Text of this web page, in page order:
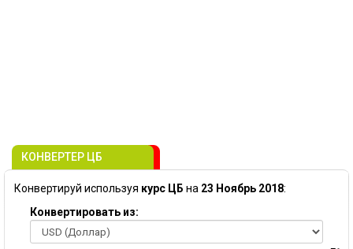
КОНВЕРТЕР ЦБ
Конвертируй используя курс ЦБ на 23 Ноябрь 2018:
Конвертировать из: